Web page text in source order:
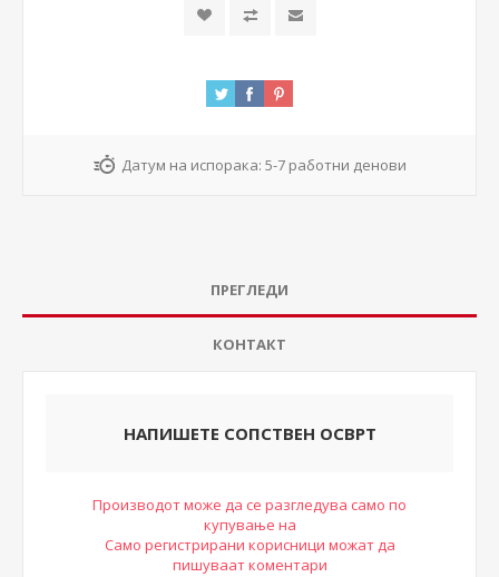
Датум на испорака: 5-7 работни денови
ПРЕГЛЕДИ
КОНТАКТ
НАПИШЕТЕ СОПСТВЕН ОСВРТ
Производот може да се разгледува само по
купување на
Само регистрирани корисници можат да
пишуваат коментари